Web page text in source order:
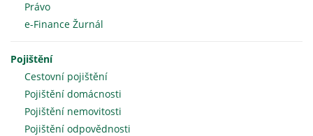
Právo
e-Finance Žurnál
Pojištění
Cestovní pojištění
Pojištění domácnosti
Pojištění nemovitosti
Pojištění odpovědnosti